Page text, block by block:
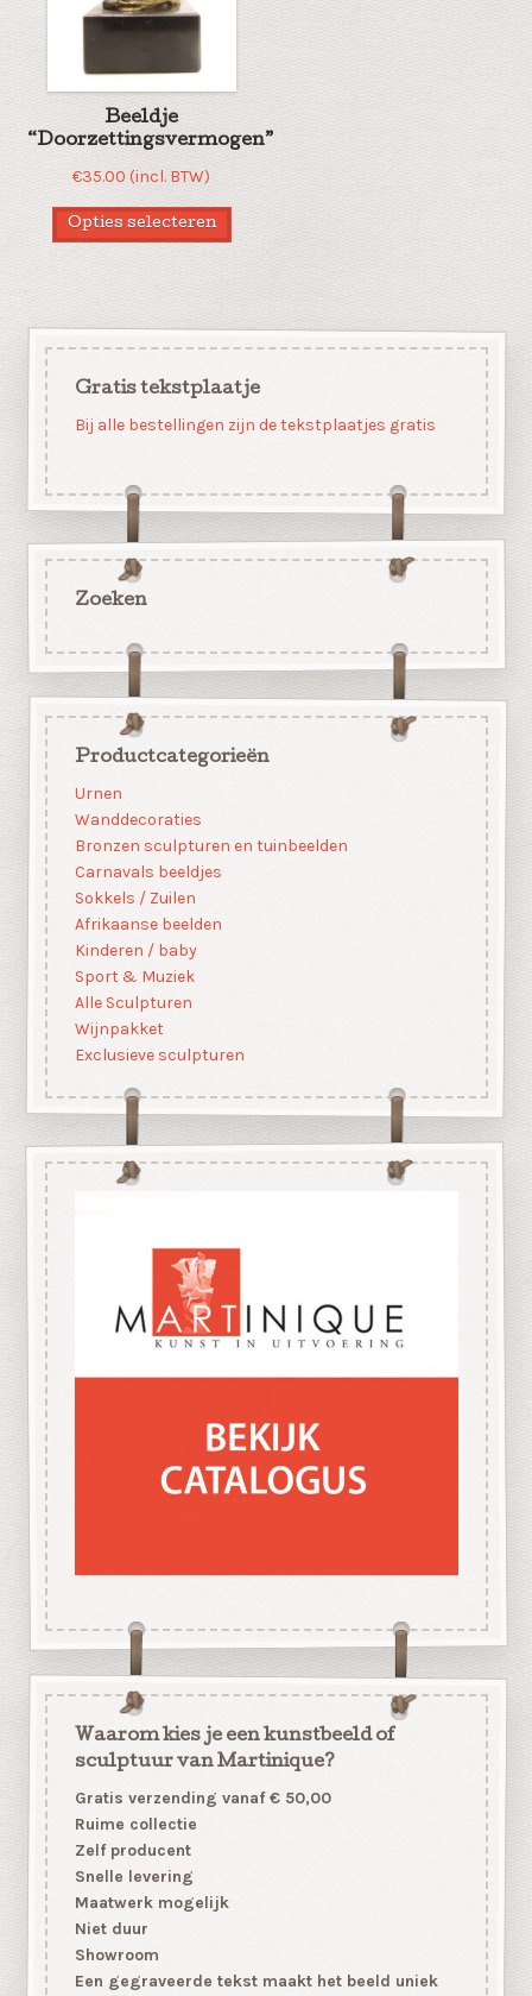
Beeldje
“Doorzettingsvermogen”
€35.00 (incl. BTW)
Opties selecteren
Gratis tekstplaatje
Bij alle bestellingen zijn de tekstplaatjes gratis
Zoeken
Productcategorieën
Urnen
Wanddecoraties
Bronzen sculpturen en tuinbeelden
Carnavals beeldjes
Sokkels / Zuilen
Afrikaanse beelden
Kinderen / baby
Sport & Muziek
Alle Sculpturen
Wijnpakket
Exclusieve sculpturen
Waarom kies je een kunstbeeld of
sculptuur van Martinique?
Gratis verzending vanaf € 50,00
Ruime collectie
Zelf producent
Snelle levering
Maatwerk mogelijk
Niet duur
Showroom
Een gegraveerde tekst maakt het beeld uniek